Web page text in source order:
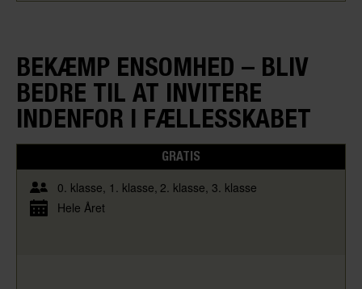
BEKÆMP ENSOMHED – BLIV
BEDRE TIL AT INVITERE
INDENFOR I FÆLLESSKABET
GRATIS
0. klasse 1. klasse 2. klasse 3. klasse
Hele Året